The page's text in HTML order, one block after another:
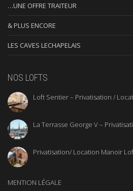
…UNE OFFRE TRAITEUR
& PLUS ENCORE
LES CAVES LECHAPELAIS
NOS LOFTS
Loft Sentier – Privatisation /
La Terrasse George V –
Privatisation/ Location Manoir
MENTION LÉGALE